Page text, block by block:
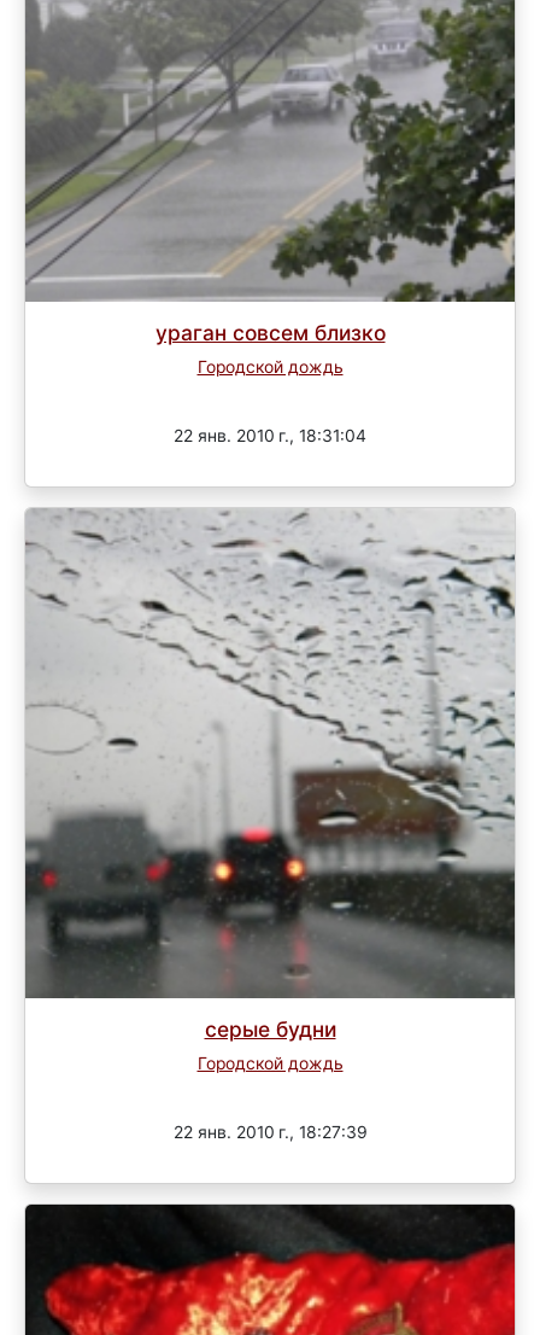
ураган совсем близко
Городской дождь
22 янв. 2010 г., 18:31:04
серые будни
Городской дождь
22 янв. 2010 г., 18:27:39